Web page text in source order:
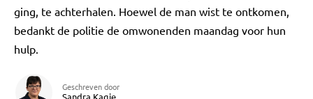
ging, te achterhalen. Hoewel de man wist te ontkomen,
bedankt de politie de omwonenden maandag voor hun
hulp.
Geschreven door
Sandra Kagie